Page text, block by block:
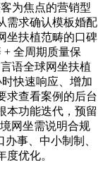
为焦点的营销型
需求确认模板婚配
坐扶植范畴的口碑
+ 全周期质量保
语全球网坐扶植
时快速响应、增加
求查看案例的后台
本功能迭代，预留
网坐需说明合规
事、中小制制、
优化。